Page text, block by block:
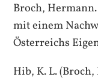
Broch,
mit einem
Österreichs
Hib, K. L.